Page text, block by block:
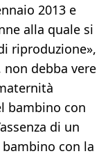
2013 e
alla quale si
riproduzione»,
debba vere
bambino con
di un
con la